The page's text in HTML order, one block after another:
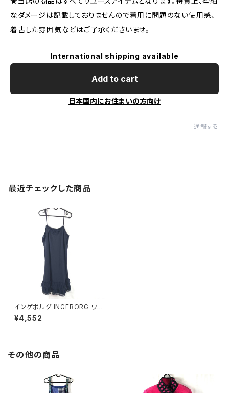
なダメージは記載しておりませんので着用に問題のない使用感、
着古した雰囲気などはご了承くださいませ。
International shipping available
Add to cart
日本国内にお住まいの方向け
通報する
最近チェックした商品
インゲボルグ INGEBORG ワン
ピース キャミソール フリル レー
ス タグ付き 濃紺 11サイズ 894
¥4,552
その他の商品